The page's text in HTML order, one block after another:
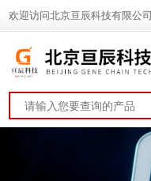
欢迎访问北京亘辰科技有限公